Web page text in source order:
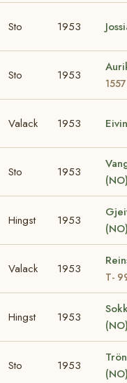
Sto 1953
Sto 1953
Valack 1953
Sto 1953
Hingst 1953
Valack 1953
T-
Hingst 1953
Sto 1953